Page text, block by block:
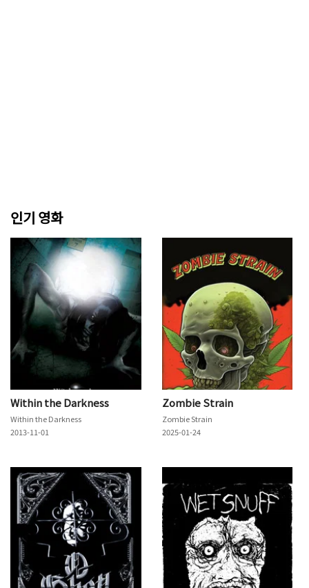
인기 영화
Within the Darkness
Within the Darkness
2013-11-01
Zombie Strain
Zombie Strain
2025-01-24